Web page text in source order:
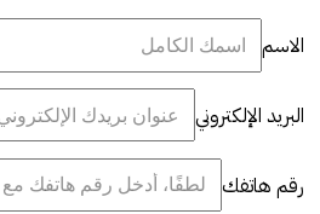
الاسم
البريد الإلكتروني
رقم هاتفك